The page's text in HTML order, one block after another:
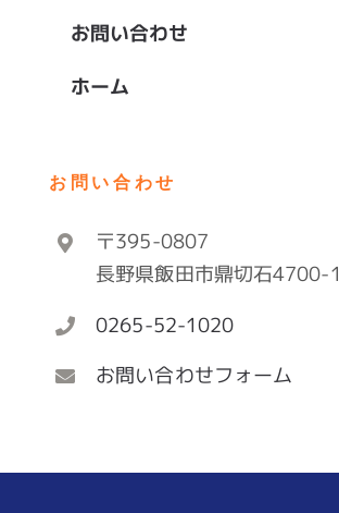
お問い合わせ
ホーム
お問い合わせ
〒395-0807
長野県飯田市鼎切石4700-1
0265-52-1020
お問い合わせフォーム